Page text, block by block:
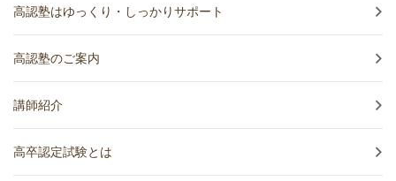
高認塾はゆっくり・しっかりサポート
高認塾のご案内
講師紹介
高卒認定試験とは